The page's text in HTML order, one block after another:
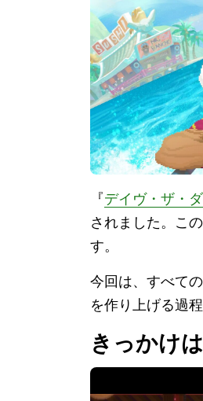
『デイヴ・ザ・
されました。こ
す。
今回は、すべて
を作り上げる過
きっかけ